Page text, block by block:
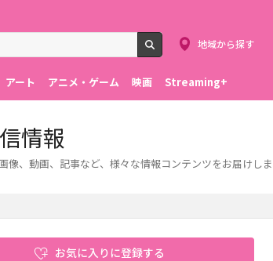
検索
地域から探す
アート アニメ・ゲーム 映画 Streaming+
情報
、動画、記事など、様々な情報コンテンツをお届けしま
お気に入りに登録する